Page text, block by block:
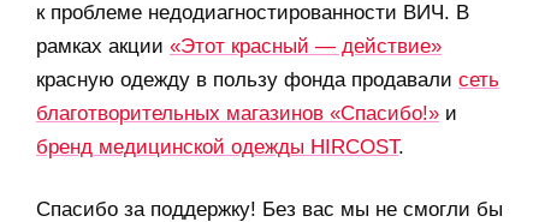
к проблеме недодиагностированности ВИЧ. В
рамках акции «Этот красный — действие»
красную одежду в пользу фонда продавали сеть
благотворительных магазинов «Спасибо!» и
бренд медицинской одежды HIRCOST.
Спасибо за поддержку! Без вас мы не смогли бы